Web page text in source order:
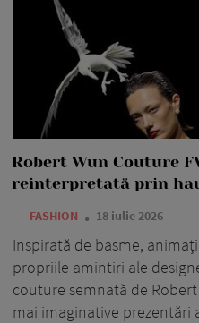
Robert Wun Couture
reinterpretată prin
— FASHION 18 iulie 2026
Inspirată de basme,
propriile amintiri ale
couture semnată de
mai imaginative prezentări